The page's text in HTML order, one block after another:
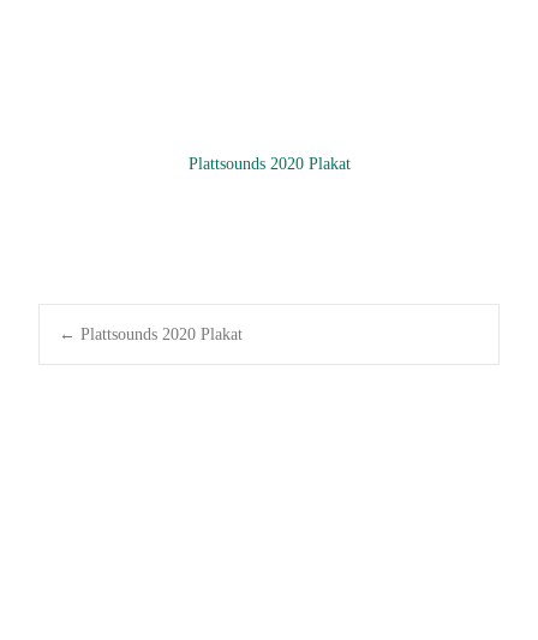
Plattsounds 2020 Plakat
Post
← Plattsounds 2020 Plakat